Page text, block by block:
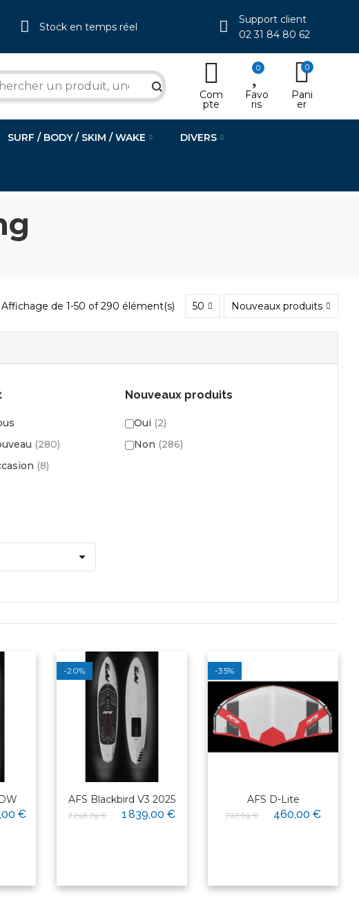
Stock en temps réel
Support client
02 31 84 80 62
search Com
pte
0
Favo
ris
0
Pani
er
SURF / BODY / SKIM / WAKE DIVERS
Affichage de 1-50 of 290 élément(s) 50 Nouveaux produits
(280)
(8)
Nouveaux produits
Oui (2)
Non (286)
€
-20%
AFS Blackbird V3 2025
2 298,75 € 1 839,00 €
-35%
AFS D-Lite
707,69 € 460,00 €